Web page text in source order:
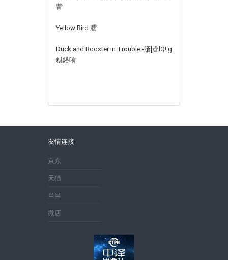
眥
Yellow Bird 臑
Duck and Rooster in Trouble -濸[孴lQ! g
粸鎝哊
友情连接
京东
天猫
当当
微店